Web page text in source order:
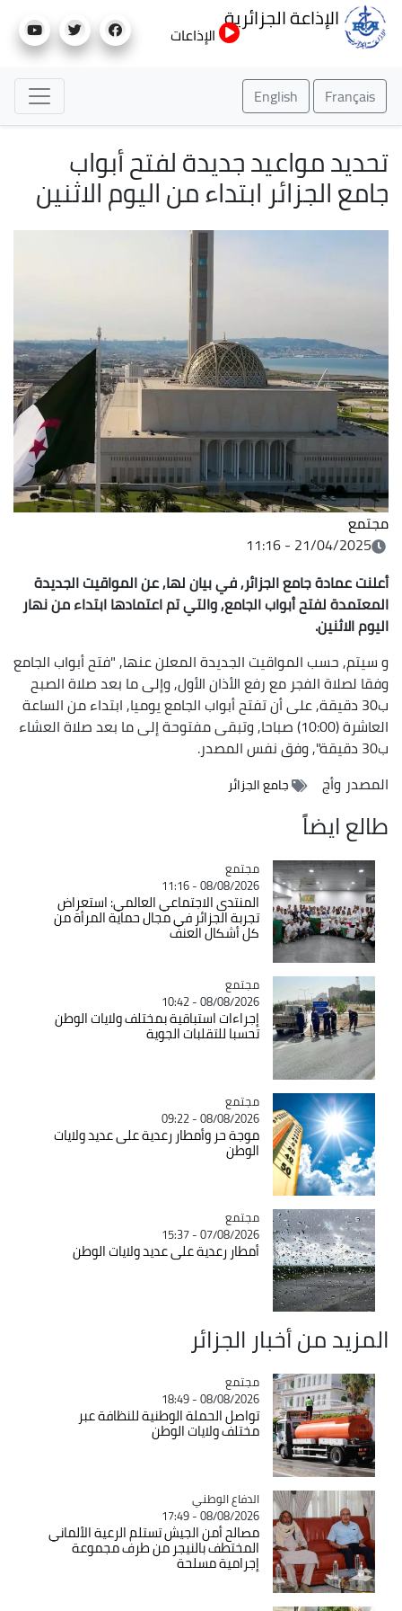
إلى
الإذاعة الجزائرية
الإذاعات
Français
English
تحديد مواعيد جديدة لفتح أبواب
جامع الجزائر ابتداء من اليوم الاثنين
مجتمع
21/04/2025 - 11:16
أعلنت عمادة جامع الجزائر, في بيان لها, عن المواقيت الجديدة
المعتمدة لفتح أبواب الجامع, والتي تم اعتمادها ابتداء من نهار
اليوم الاثنين.
و سيتم, حسب المواقيت الجديدة المعلن عنها, "فتح أبواب الجامع
وفقا لصلاة الفجر مع رفع الأذان الأول, وإلى ما بعد صلاة الصبح
ب30 دقيقة, على أن تفتح أبواب الجامع يوميا, ابتداء من الساعة
العاشرة (10:00) صباحا, وتبقى مفتوحة إلى ما بعد صلاة العشاء
المصدروأج جامع الجزائر
طالع ايضاً
Catégorie
مجتمع
08/08/2026 - 11:16
المنتدى الاجتماعي العالمي: استعراض
تجربة الجزائر في مجال حماية المرأة من
كل أشكال العنف
Catégorie
مجتمع
08/08/2026 - 10:42
إجراءات استباقية بمختلف ولايات الوطن
تحسبا للتقلبات الجوية
Catégorie
مجتمع
08/08/2026 - 09:22
موجة حر وأمطار رعدية على عديد ولايات
الوطن
Catégorie
مجتمع
07/08/2026 - 15:37
أمطار رعدية على عديد ولايات الوطن
المزيد من أخبار الجزائر
Catégorie
مجتمع
08/08/2026 - 18:49
تواصل الحملة الوطنية للنظافة عبر
مختلف ولايات الوطن
Catégorie
الدفاع الوطني
08/08/2026 - 17:49
مصالح أمن الجيش تستلم الرعية الألماني
المختطف بالنيجر من طرف مجموعة
إجرامية مسلحة